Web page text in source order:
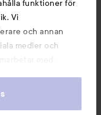
funktioner för
Vi
och annan
medier och
med.
som de har